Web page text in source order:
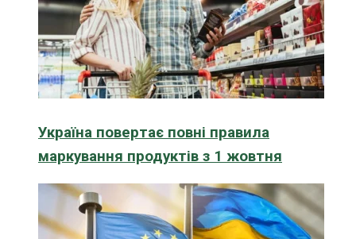
Україна повертає повні правила
маркування продуктів з 1 жовтня